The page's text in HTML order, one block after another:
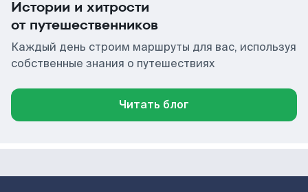
Истории и хитрости
от путешественников
Каждый день строим маршруты для вас, используя
собственные знания о путешествиях
Читать блог